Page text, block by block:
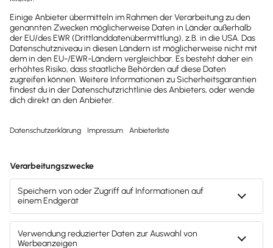
wichtige News zu
Gesetzesänderungen,
hilfreiche Praxis-Tipps und
kostenlose Tools für
Unternehmen erhalten?
Dann abonniere unseren